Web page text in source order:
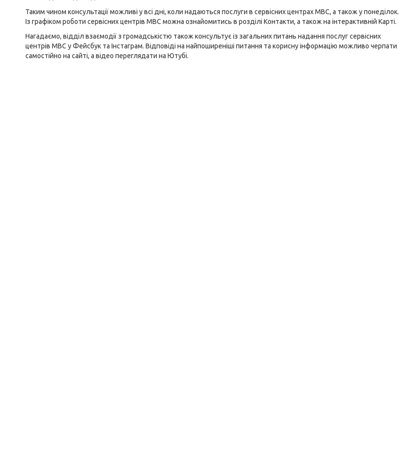
Таким чином консультації можливі у всі дні, коли надаються послуги в сервісних центрах МВС, а також у понеділок.
Із графіком роботи сервісних центрів МВС можна ознайомитись в розділі Контакти, а також на інтерактивній Карті.
Нагадаємо, відділ взаємодії з громадськістю також консультує із загальних питань надання послуг сервісних
центрів МВС уФейсбук та Інстаграм. Відповіді на найпоширеніші питання та корисну інформацію можливо черпати
самостійно на сайті, а відео переглядати на Ютубі.